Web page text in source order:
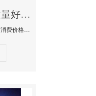
镇赉妹子最多姑娘质量好的真空夜总会KTV-伯爵会所KTV消费点评
本文详细为你解答伯爵会所KTV消费价格点评，更多关于妹子最多姑娘质量好的真空夜总会KTV免费咨询1312 0333301微信同步！